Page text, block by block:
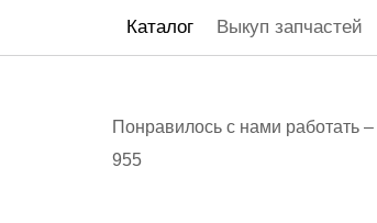
Каталог Выкуп запчастей
Понравилось с нами работать –
955